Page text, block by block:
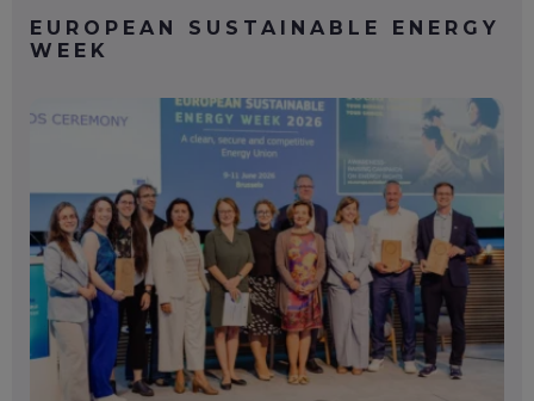
EUROPEAN SUSTAINABLE ENERGY
WEEK